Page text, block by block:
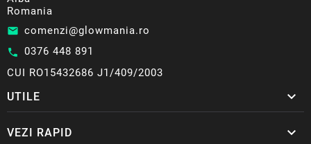
Romania
email comenzi@glowmania.ro
call 0376 448 891
CUI RO15432686 J1/409/2003
UTILE 
VEZI RAPID 